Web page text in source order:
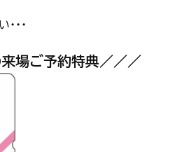
・・
場ご予約特典／／／